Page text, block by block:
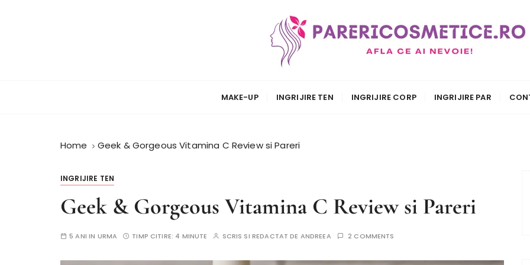
PareriCosmetice.ro
MAKE-UP INGRIJIRE TEN INGRIJIRE CORP INGRIJIRE PAR
Home Geek & Gorgeous Vitamina C Review si Pareri
INGRIJIRE TEN
Geek & Gorgeous Vitamina C Review si Pareri
5 ANI IN URMA TIMP CITIRE: 4 MINUTE SCRIS SI REDACTAT DE ANDREEA 2 COMMENTS